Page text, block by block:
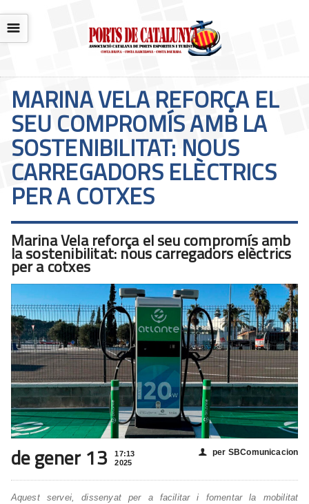
☰
MARINA VELA REFORÇA EL
SEU COMPROMÍS AMB LA
SOSTENIBILITAT: NOUS
CARREGADORS ELÈCTRICS
PER A COTXES
Marina Vela reforça el seu compromís amb
la sostenibilitat: nous carregadors elèctrics
per a cotxes
de gener 13
17:13
2025
👤 per SBComunicacion
Aquest servei, dissenyat per a facilitar i fomentar la mobilitat